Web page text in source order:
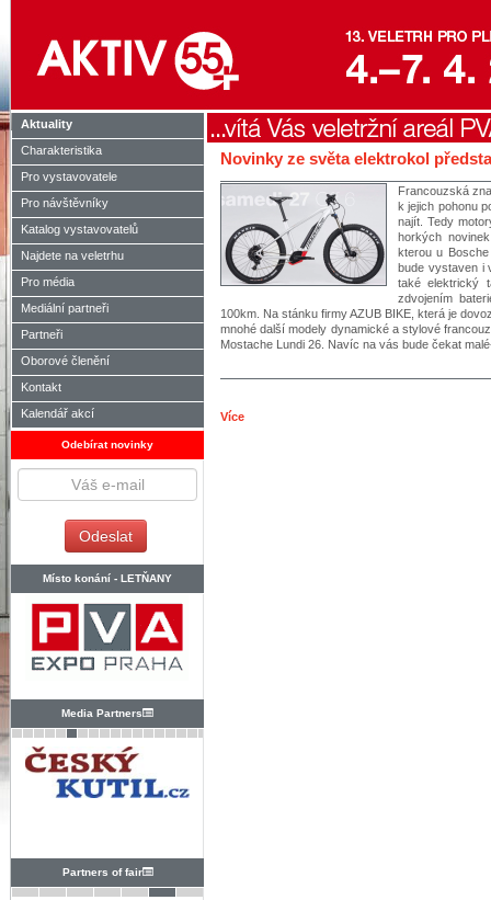
Aktuality
Charakteristika
Pro vystavovatele
Pro návštěvníky
Katalog vystavovatelů
Najdete na veletrhu
Pro média
Mediální partneři
Partneři
Oborové členění
Kontakt
Kalendář akcí
Odebírat novinky
Místo konání - LETŇANY
Media Partners
Partners of fair
Novinky ze světa elektrokol
Francouzská
k jejich pohonu
najít. Tedy
horkých
kterou u
bude vystaven i
také elektrický
zdvojením
100km. Na stánku firmy AZUB BIKE, která je
mnohé další modely dynamické a stylové
Mostache Lundi 26. Navíc na vás bude čekat
Více